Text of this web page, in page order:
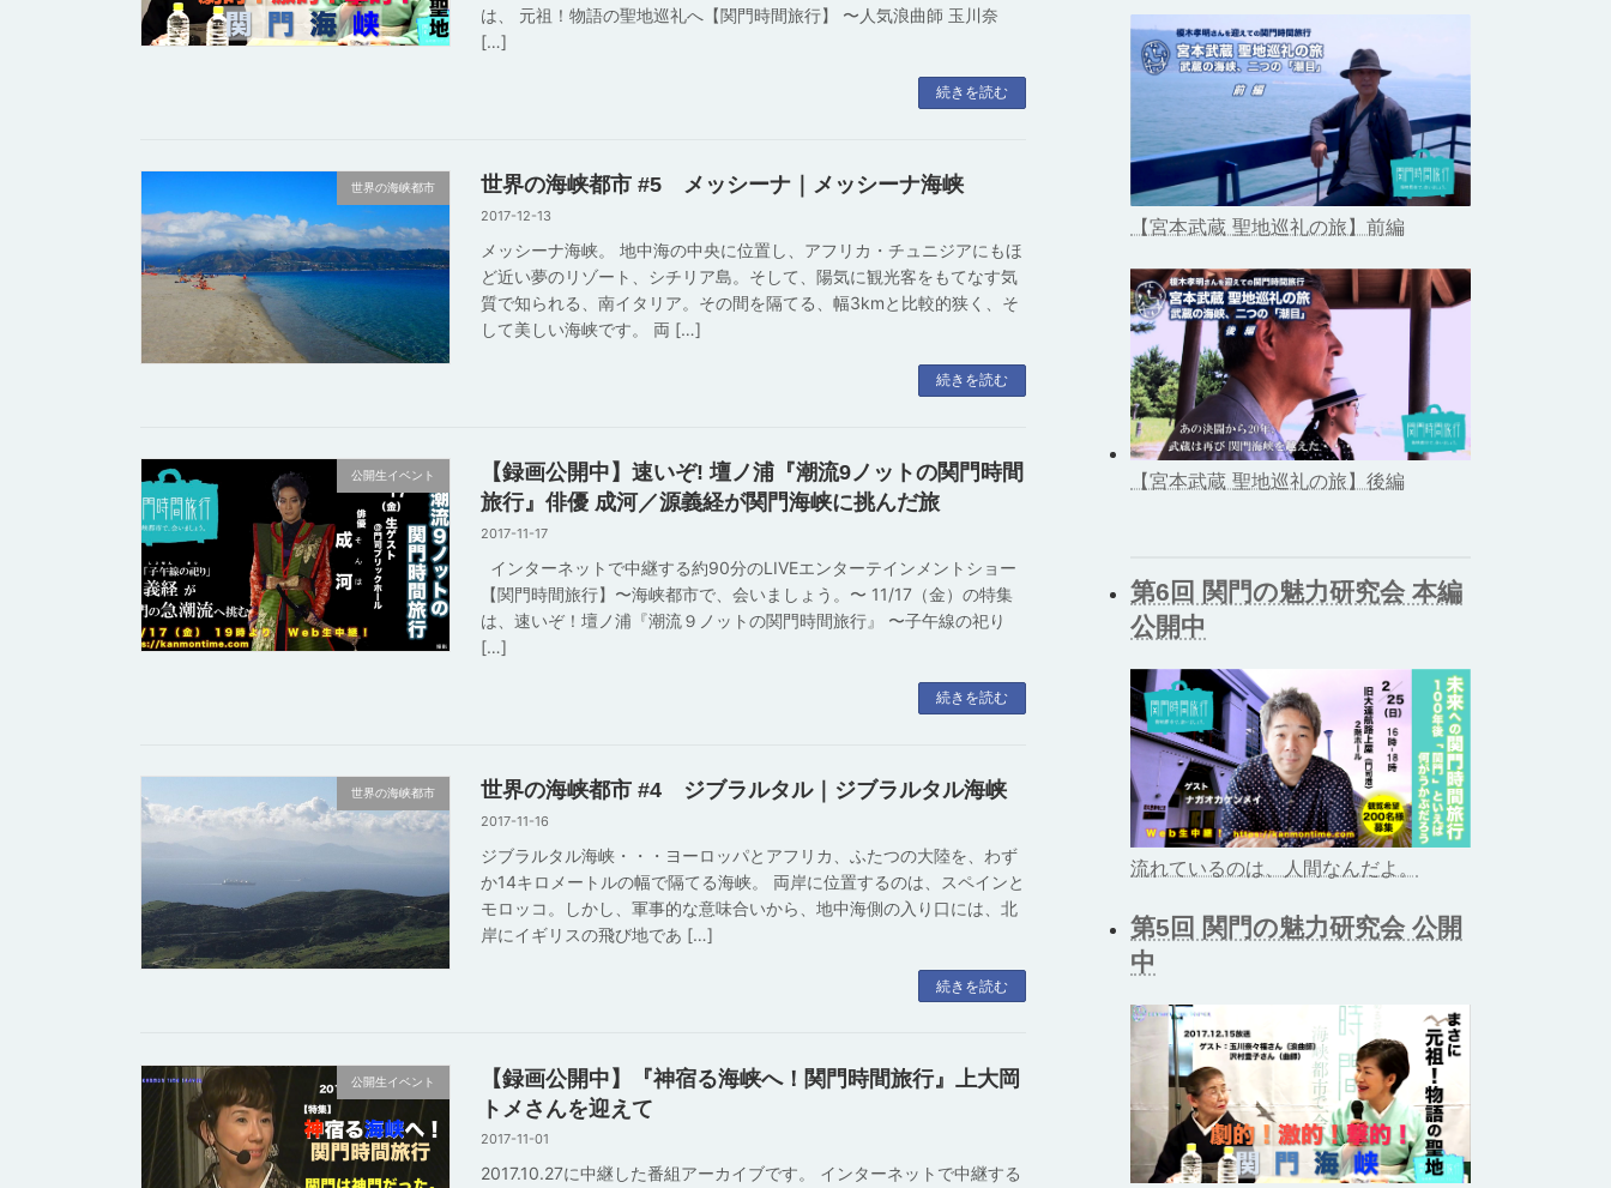
は、 元祖！物語の聖地巡礼へ【関門時間旅行】 〜人気浪曲師 玉川奈
[…]
続きを読む
世界の海峡都市 世界の海峡都市 #5 メッシーナ｜メッシーナ海峡
2017-12-13
メッシーナ海峡。 地中海の中央に位置し、アフリカ・チュニジアにもほ
ど近い夢のリゾート、シチリア島。そして、陽気に観光客をもてなす気
質で知られる、南イタリア。その間を隔てる、幅3kmと比較的狭く、そ
して美しい海峡です。 両 […]
続きを読む
公開生イベント
【録画公開中】速いぞ! 壇ノ浦『潮流9ノットの関門時間
旅行』俳優 成河／源義経が関門海峡に挑んだ旅
2017-11-17
インターネットで中継する約90分のLIVEエンターテインメントショー
【関門時間旅行】〜海峡都市で、会いましょう。〜 11/17（金）の特集
は、速いぞ！壇ノ浦『潮流９ノットの関門時間旅行』 〜子午線の祀り
[…]
続きを読む
世界の海峡都市 世界の海峡都市 #4 ジブラルタル｜ジブラルタル海峡
2017-11-16
ジブラルタル海峡・・・ヨーロッパとアフリカ、ふたつの大陸を、わず
か14キロメートルの幅で隔てる海峡。 両岸に位置するのは、スペインと
モロッコ。しかし、軍事的な意味合いから、地中海側の入り口には、北
岸にイギリスの飛び地であ […]
続きを読む
公開生イベント
【録画公開中】『神宿る海峡へ！関門時間旅行』上大岡
トメさんを迎えて
2017-11-01
2017.10.27に中継した番組アーカイブです。 インターネットで中継する
【宮本武蔵 聖地巡礼の旅】前編
【宮本武蔵 聖地巡礼の旅】後編
第6回 関門の魅力研究会 本編
公開中
流れているのは、人間なんだよ。
第5回 関門の魅力研究会 公開
中